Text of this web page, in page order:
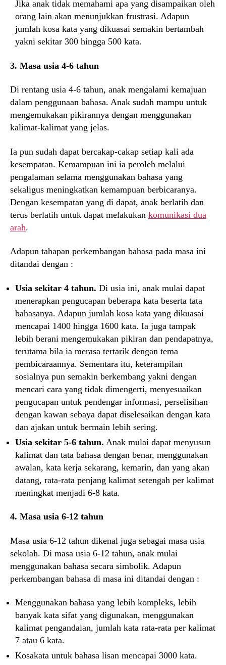
Jika anak tidak memahami apa yang disampaikan oleh
orang lain akan menunjukkan frustrasi. Adapun
jumlah kosa kata yang dikuasai semakin bertambah
yakni sekitar 300 hingga 500 kata.
3. Masa usia 4-6 tahun
Di rentang usia 4-6 tahun, anak mengalami kemajuan
dalam penggunaan bahasa. Anak sudah mampu untuk
mengemukakan pikirannya dengan menggunakan
kalimat-kalimat yang jelas.
Ia pun sudah dapat bercakap-cakap setiap kali ada
kesempatan. Kemampuan ini ia peroleh melalui
pengalaman selama menggunakan bahasa yang
sekaligus meningkatkan kemampuan berbicaranya.
Dengan kesempatan yang di dapat, anak berlatih dan
terus berlatih untuk dapat melakukan komunikasi dua
arah.
Adapun tahapan perkembangan bahasa pada masa ini
ditandai dengan :
Usia sekitar 4 tahun. Di usia ini, anak mulai dapat
menerapkan pengucapan beberapa kata beserta tata
bahasanya. Adapun jumlah kosa kata yang dikuasai
mencapai 1400 hingga 1600 kata. Ia juga tampak
lebih berani mengemukakan pikiran dan pendapatnya,
terutama bila ia merasa tertarik dengan tema
pembicaraannya. Sementara itu, keterampilan
sosialnya pun semakin berkembang yakni dengan
mencari cara yang tidak dimengerti, menyesuaikan
pengucapan untuk pendengar informasi, perselisihan
dengan kawan sebaya dapat diselesaikan dengan kata
dan ajakan untuk bermain lebih sering.
Usia sekitar 5-6 tahun. Anak mulai dapat menyusun
kalimat dan tata bahasa dengan benar, menggunakan
awalan, kata kerja sekarang, kemarin, dan yang akan
datang, rata-rata penjang kalimat setengah per kalimat
meningkat menjadi 6-8 kata.
4. Masa usia 6-12 tahun
Masa usia 6-12 tahun dikenal juga sebagai masa usia
sekolah. Di masa usia 6-12 tahun, anak mulai
menggunakan bahasa secara simbolik. Adapun
perkembangan bahasa di masa ini ditandai dengan :
Menggunakan bahasa yang lebih kompleks, lebih
banyak kata sifat yang digunakan, menggunakan
kalimat pengandaian, jumlah kata rata-rata per kalimat
7 atau 6 kata.
Kosakata untuk bahasa lisan mencapai 3000 kata.